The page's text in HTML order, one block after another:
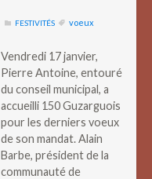
FESTIVITÉS voeux
Vendredi 17 janvier,
Pierre Antoine, entouré
du conseil municipal, a
accueilli 150 Guzarguois
pour les derniers voeux
de son mandat. Alain
Barbe, président de la
communauté de